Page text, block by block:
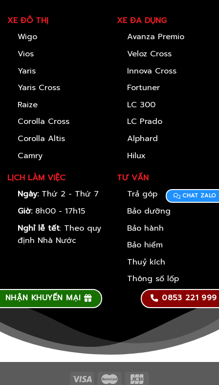
XE ĐÔ THỊ
Wigo
Vios
Yaris
Yaris Cross
Raize
Corolla Cross
Corolla Altis
Camry
LỊCH LÀM VIỆC
Ngày:Thứ 2 - Thứ 7
Giờ:8h00 - 17h15
Nghỉ lễ tết: Theo quy
định Nhà Nước
XE ĐA DỤNG
Avanza Premio
Veloz Cross
Innova Cross
Fortuner
LC 300
LC Prado
Alphard
Hilux
TƯ VẤN
Trả góp
Bảo dưỡng
Bảo hành
Bảo hiểm
Thuỷ kích
Thông số lốp
0853 221 999
CHAT ZALO
NHẬN KHUYẾN MẠI